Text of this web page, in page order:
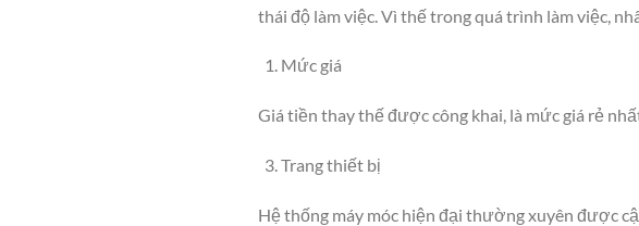
thái độ làm việc. Vì thế trong quá trình làm việc,
Mức giá
Giá tiền thay thế được công khai, là mức giá rẻ
Trang thiết bị
Hệ thống máy móc hiện đại thường xuyên được